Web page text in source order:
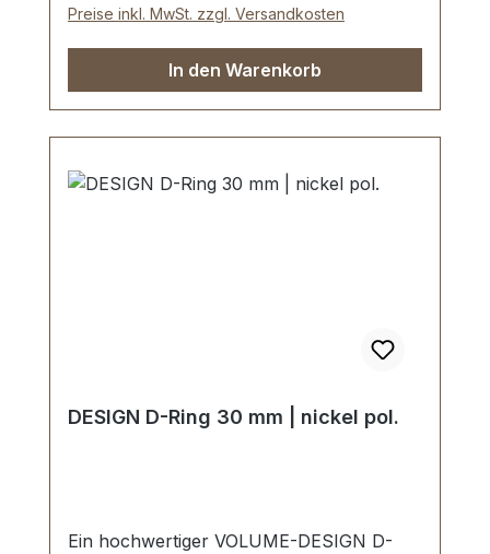
Preise inkl. MwSt. zzgl. Versandkosten
In den Warenkorb
DESIGN D-Ring 30 mm | nickel pol.
Ein hochwertiger VOLUME-DESIGN D-